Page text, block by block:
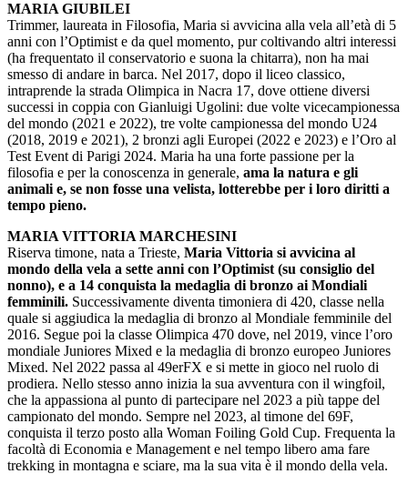
MARIA GIUBILEI
Trimmer, laureata in Filosofia, Maria si avvicina alla vela all’età di 5
anni con l’Optimist e da quel momento, pur coltivando altri interessi
(ha frequentato il conservatorio e suona la chitarra), non ha mai
smesso di andare in barca. Nel 2017, dopo il liceo classico,
intraprende la strada Olimpica in Nacra 17, dove ottiene diversi
successi in coppia con Gianluigi Ugolini: due volte vicecampionessa
del mondo (2021 e 2022), tre volte campionessa del mondo U24
(2018, 2019 e 2021), 2 bronzi agli Europei (2022 e 2023) e l’Oro al
Test Event di Parigi 2024. Maria ha una forte passione per la
filosofia e per la conoscenza in generale, ama la natura e gli
animali e, se non fosse una velista, lotterebbe per i loro diritti a
tempo pieno.
MARIA VITTORIA MARCHESINI
Riserva timone, nata a Trieste, Maria Vittoria si avvicina al
mondo della vela a sette anni con l’Optimist (su consiglio del
nonno), e a 14 conquista la medaglia di bronzo ai Mondiali
femminili. Successivamente diventa timoniera di 420, classe nella
quale si aggiudica la medaglia di bronzo al Mondiale femminile del
2016. Segue poi la classe Olimpica 470 dove, nel 2019, vince l’oro
mondiale Juniores Mixed e la medaglia di bronzo europeo Juniores
Mixed. Nel 2022 passa al 49erFX e si mette in gioco nel ruolo di
prodiera. Nello stesso anno inizia la sua avventura con il wingfoil,
che la appassiona al punto di partecipare nel 2023 a più tappe del
campionato del mondo. Sempre nel 2023, al timone del 69F,
conquista il terzo posto alla Woman Foiling Gold Cup. Frequenta la
facoltà di Economia e Management e nel tempo libero ama fare
trekking in montagna e sciare, ma la sua vita è il mondo della vela.